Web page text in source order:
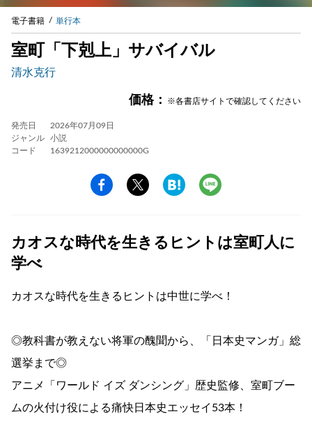
電子書籍 単行本
室町「下剋上」サバイバル
清水克行
価格： ※各書店サイトで確認してください
発売日
2026年07月09日
ジャンル
小説
コード
1639212000000000000G
カオスな時代を生きるヒントは室町人に
学べ
カオスな時代を生きるヒントは中世に学べ！
◎教科書が教えない将軍の醜聞から、「日本史マンガ」総
選挙まで◎
アニメ「ワールド イズ ダンシング」歴史監修、室町ブー
ムの火付け役による痛快日本史エッセイ53本！